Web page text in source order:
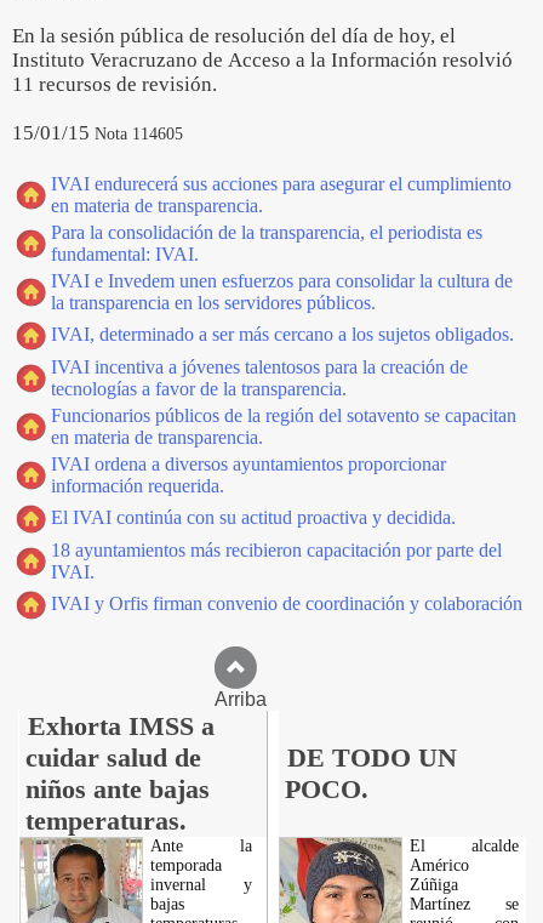
En la sesión pública de resolución del día de hoy, el
Instituto Veracruzano de Acceso a la Información resolvió
11 recursos de revisión.
15/01/15 Nota 114605
IVAI endurecerá sus acciones para asegurar el cumplimiento
en materia de transparencia.
Para la consolidación de la transparencia, el periodista es
fundamental: IVAI.
IVAI e Invedem unen esfuerzos para consolidar la cultura de
la transparencia en los servidores públicos.
IVAI, determinado a ser más cercano a los sujetos obligados.
IVAI incentiva a jóvenes talentosos para la creación de
tecnologías a favor de la transparencia.
Funcionarios públicos de la región del sotavento se capacitan
en materia de transparencia.
IVAI ordena a diversos ayuntamientos proporcionar
información requerida.
El IVAI continúa con su actitud proactiva y decidida.
18 ayuntamientos más recibieron capacitación por parte del
IVAI.
IVAI y Orfis firman convenio de coordinación y colaboración
Arriba
Exhorta IMSS a
cuidar salud de
niños ante bajas
temperaturas.
DE TODO UN
POCO.
Ante la
temporada
invernal y
bajas
El alcalde
Américo
Zúñiga
Martínez se